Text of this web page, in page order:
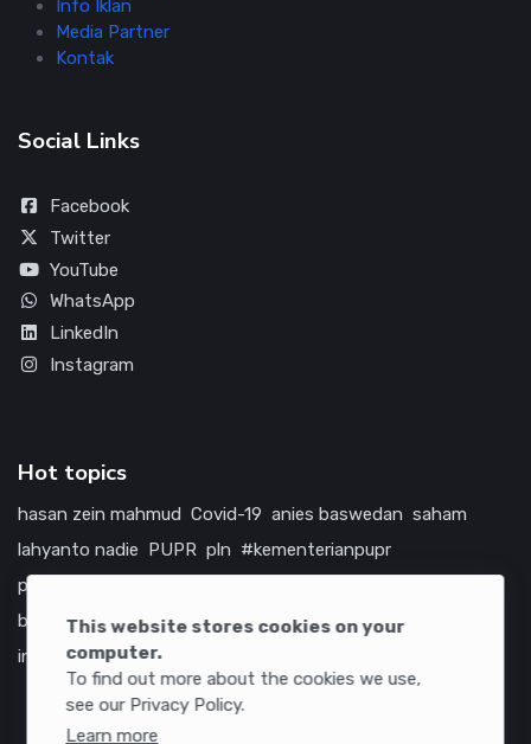
This website stores cookies on your
computer.
To find out more about the cookies we use,
see our Privacy Policy.
Learn more
Info Iklan
Media Partner
Kontak
Social Links
Facebook
Twitter
YouTube
WhatsApp
LinkedIn
Instagram
Hot topics
hasan zein mahmud Covid-19 anies baswedan saham
lahyanto nadie PUPR pln #kementerianpupr
prabowo subianto
bumn
jasa marga jtts tol china amerika serikat
infrastruktur